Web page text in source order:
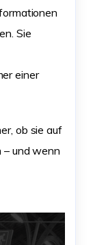
Sie
einer
ob sie auf
– und wenn